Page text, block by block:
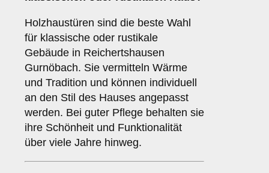
Holzhaustüren sind die beste Wahl
für klassische oder rustikale
Gebäude in Reichertshausen
Gurnöbach. Sie vermitteln Wärme
und Tradition und können individuell
an den Stil des Hauses angepasst
werden. Bei guter Pflege behalten sie
ihre Schönheit und Funktionalität
über viele Jahre hinweg.